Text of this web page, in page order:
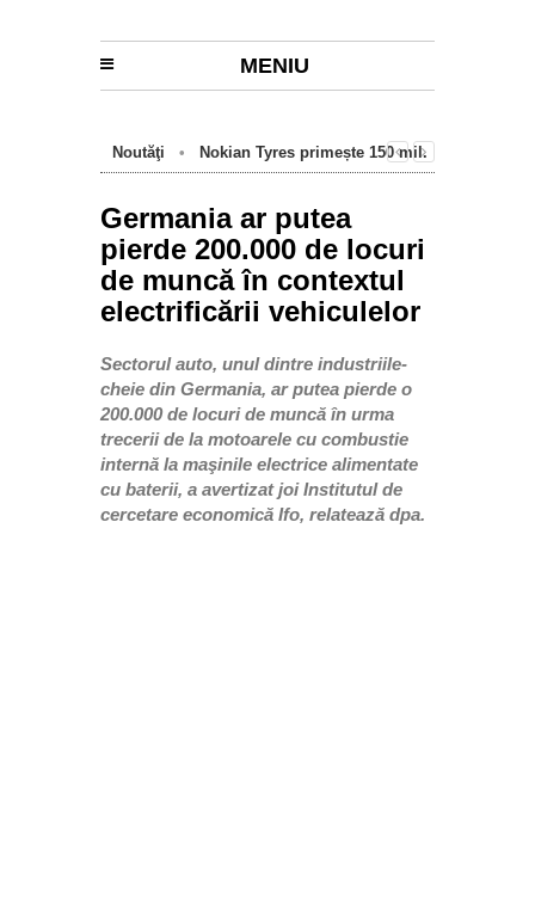
MENIU
Noutăţi •
Nokian Tyres primește 150 mil.
cu emisii zero de la Oradea
Germania ar putea
pierde 200.000 de locuri
de muncă în contextul
electrificării vehiculelor
Sectorul auto, unul dintre industriile-
cheie din Germania, ar putea pierde o
200.000 de locuri de muncă în urma
trecerii de la motoarele cu combustie
internă la maşinile electrice alimentate
cu baterii, a avertizat joi Institutul de
cercetare economică Ifo, relatează dpa.